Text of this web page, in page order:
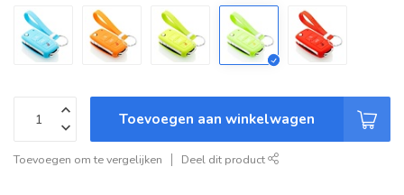
Toevoegen aan winkelwagen
Toevoegen om te vergelijken Deel dit product